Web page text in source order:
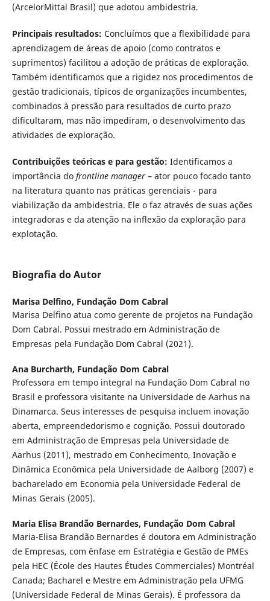
(ArcelorMittal Brasil) que adotou ambidestria.
Principais resultados: Concluímos que a flexibilidade para
aprendizagem de áreas de apoio (como contratos e
suprimentos) facilitou a adoção de práticas de exploração.
Também identificamos que a rigidez nos procedimentos de
gestão tradicionais, típicos de organizações incumbentes,
combinados à pressão para resultados de curto prazo
dificultaram, mas não impediram, o desenvolvimento das
atividades de exploração.
Contribuições teóricas e para gestão: Identificamos a
importância do frontline manager– ator pouco focado tanto
na literatura quanto nas práticas gerenciais - para
viabilização da ambidestria. Ele o faz através de suas ações
integradoras e da atenção na inflexão da exploração para
explotação.
Biografia do Autor
Marisa Delfino, Fundação Dom Cabral
Marisa Delfino atua como gerente de projetos na Fundação
Dom Cabral. Possui mestrado em Administração de
Empresas pela Fundação Dom Cabral (2021).
Ana Burcharth, Fundação Dom Cabral
Professora em tempo integral na Fundação Dom Cabral no
Brasil e professora visitante na Universidade de Aarhus na
Dinamarca. Seus interesses de pesquisa incluem inovação
aberta, empreendedorismo e cognição. Possui doutorado
em Administração de Empresas pela Universidade de
Aarhus (2011), mestrado em Conhecimento, Inovação e
Dinâmica Econômica pela Universidade de Aalborg (2007) e
bacharelado em Economia pela Universidade Federal de
Minas Gerais (2005).
Maria Elisa Brandão Bernardes, Fundação Dom Cabral
Maria-Elisa Brandão Bernardes é doutora em Administração
de Empresas, com ênfase em Estratégia e Gestão de PMEs
pela HEC (École des Hautes Études Commerciales) Montréal
Canada; Bacharel e Mestre em Administração pela UFMG
(Universidade Federal de Minas Gerais). É professora da